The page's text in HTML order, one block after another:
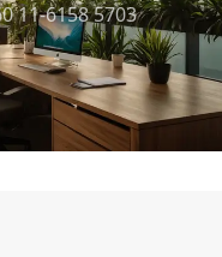
11-6158 5703